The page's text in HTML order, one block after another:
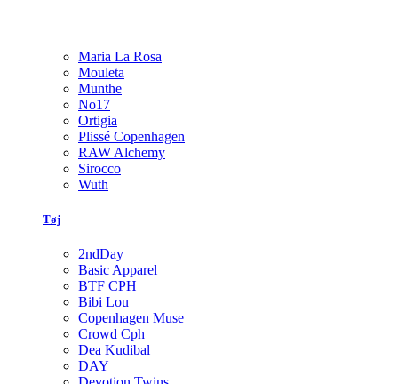
Maria La Rosa
Mouleta
Munthe
No17
Ortigia
Plissé Copenhagen
RAW Alchemy
Sirocco
Wuth
Tøj
2ndDay
Basic Apparel
BTF CPH
Bibi Lou
Copenhagen Muse
Crowd Cph
Dea Kudibal
DAY